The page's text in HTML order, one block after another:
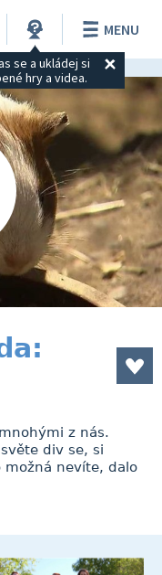
se a ukládej si
hry a videa.
MENU
z nás.
div se, si
nevíte, dalo